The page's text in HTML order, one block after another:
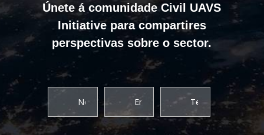
Únete á comunidade Civil UAVS
Initiative para compartires
perspectivas sobre o sector.